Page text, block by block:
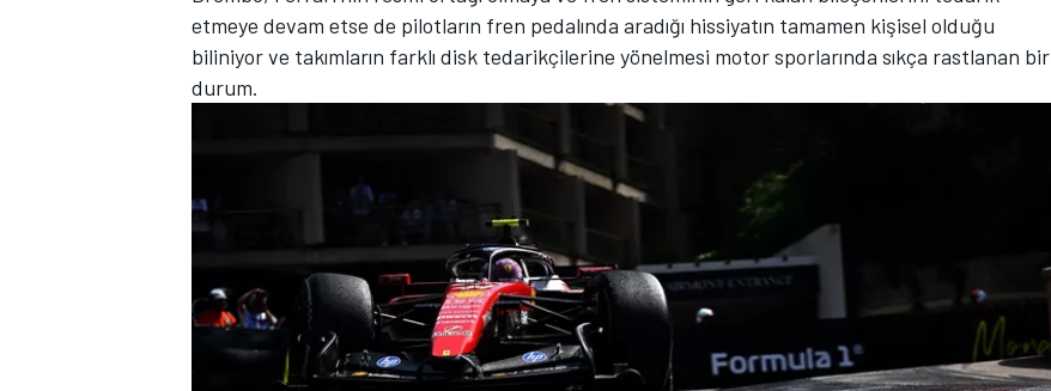
TÜRK SPORCULAR
etmeye devam etse de pilotların fren pedalında aradığı hissiyatın tamamen kişisel olduğu
biliniyor ve takımların farklı disk tedarikçilerine yönelmesi motor sporlarında sıkça rastlanan bir
durum.